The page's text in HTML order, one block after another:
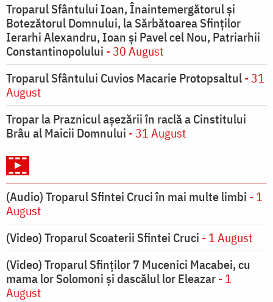
Troparul Sfântului Ioan, Înaintemergătorul şi
Botezătorul Domnului, la Sărbătoarea Sfinţilor
Ierarhi Alexandru, Ioan şi Pavel cel Nou, Patriarhii
Constantinopolului - 30 August
Troparul Sfântului Cuvios Macarie Protopsaltul- 31
August
Tropar la Praznicul aşezării în raclă a Cinstitului
Brâu al Maicii Domnului - 31 August
(Audio) Troparul Sfintei Cruci în mai multe limbi - 1
August
(Video) Troparul Scoaterii Sfintei Cruci - 1 August
(Video) Troparul Sfinților 7 Mucenici Macabei, cu
mama lor Solomoni și dascălul lor Eleazar- 1
August